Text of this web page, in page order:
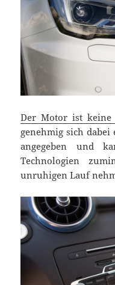
Der Motor ist keine
genehmig sich
angegeben und
Technologien
unruhigen Lauf